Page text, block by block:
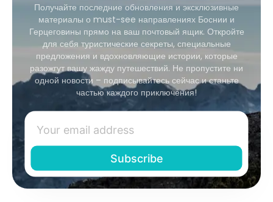
Получайте последние обновления и эксклюзивные
материалы о must-see направлениях Боснии и
Герцеговины прямо на ваш почтовый ящик. Откройте
для себя туристические секреты, специальные
предложения и вдохновляющие истории, которые
разожгут вашу жажду путешествий. Не пропустите ни
одной новости – подписывайтесь сейчас и станьте
частью каждого приключения!